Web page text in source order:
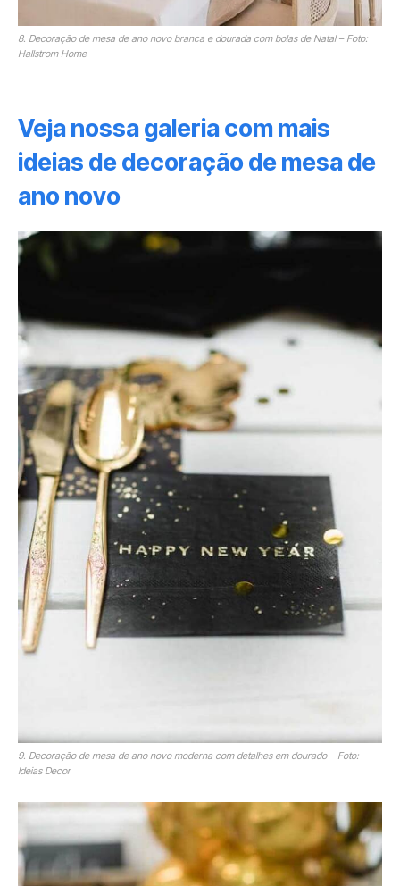
8. Decoração de mesa de ano novo branca e dourada com bolas de Natal – Foto:
Hallstrom Home
Veja nossa galeria com mais
ideias de decoração de mesa de
ano novo
9. Decoração de mesa de ano novo moderna com detalhes em dourado – Foto:
Ideias Decor